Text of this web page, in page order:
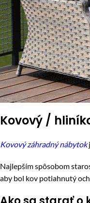
Kovový /
Kovový záhradný nábytok
Najlepším spôsobom
aby bol kov potiahnutý